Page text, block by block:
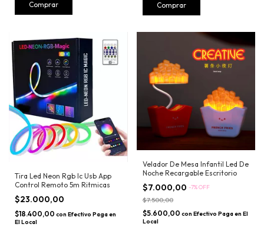
Comprar
Tira Led Neon Rgb Ic Usb App
Control Remoto 5m Ritmicas
$23.000,00
$18.400,00 con Efectivo Paga en
El Local
Velador De Mesa Infantil Led De
Noche Recargable Escritorio
$7.000,00 -7%OFF
$7.500,00
$5.600,00 con Efectivo Paga en El
Local